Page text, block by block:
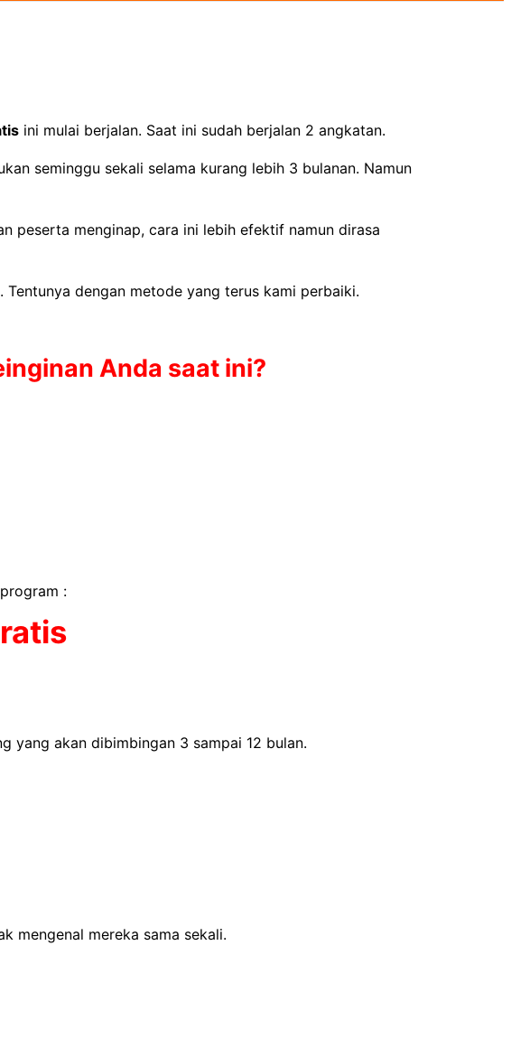
ini mulai berjalan. Saat ini sudah berjalan 2 angkatan.
seminggu sekali selama kurang lebih 3 bulanan. Namun
peserta menginap, cara ini lebih efektif namun dirasa
dengan metode yang terus kami perbaiki.
Anda saat ini?
:
yang akan dibimbingan 3 sampai 12 bulan.
mengenal mereka sama sekali.